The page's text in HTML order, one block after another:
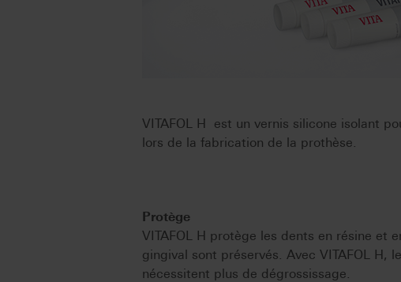
VITAFOL H est un vernis silicone isolant
lors de la fabrication de la prothèse.
Protège
VITAFOL H protège les dents en résine et
gingival sont préservés. Avec VITAFOL H,
nécessitent plus de dégrossissage.